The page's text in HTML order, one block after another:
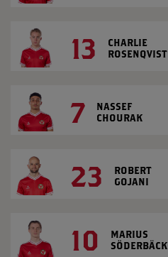
13
CHARLIE
ROSENQVIST
7
NASSEF
CHOURAK
23
ROBERT
GOJANI
10
MARIUS
SÖDERBÄCK